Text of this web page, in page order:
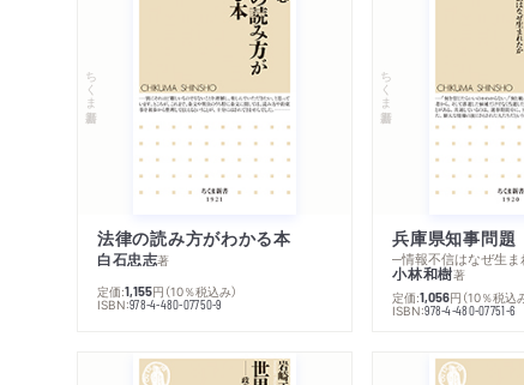
ちくま新書
法律の読み方がわかる本
白石忠志著
定価:1,155円 （10％税込み）
ISBN:978-4-480-07750-9
ちくま新書
兵庫県知事問
─情報不信はなぜ生ま
小林和樹著
定価:1,056円 （10％税込
ISBN:978-4-480-07751-6